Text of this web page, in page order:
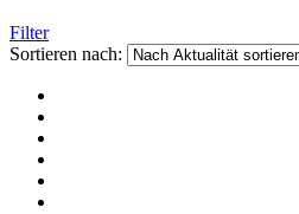
Filter
Sortieren nach: